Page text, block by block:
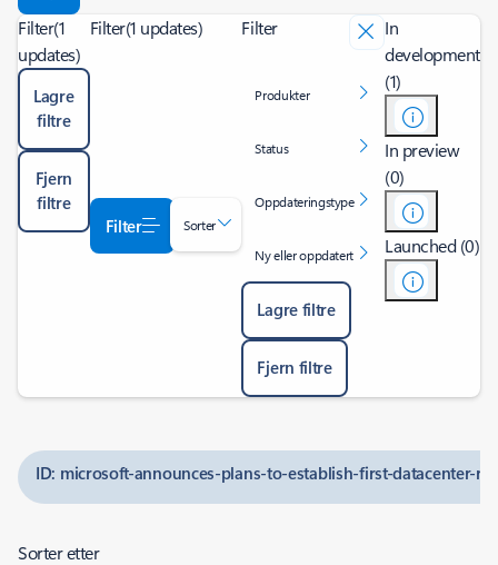
Filter(1
updates)
Lagre
filtre
Fjern
filtre
Filter(1 updates)
Filter Sorter
Filter
Produkter
Status
Oppdateringstype
Ny eller oppdatert
Lagre filtre
Fjern filtre
In
development
(1)
In preview
(0)
Launched (0)
ID: microsoft-announces-plans-to-establish-first-datacenter-
Sorter etter